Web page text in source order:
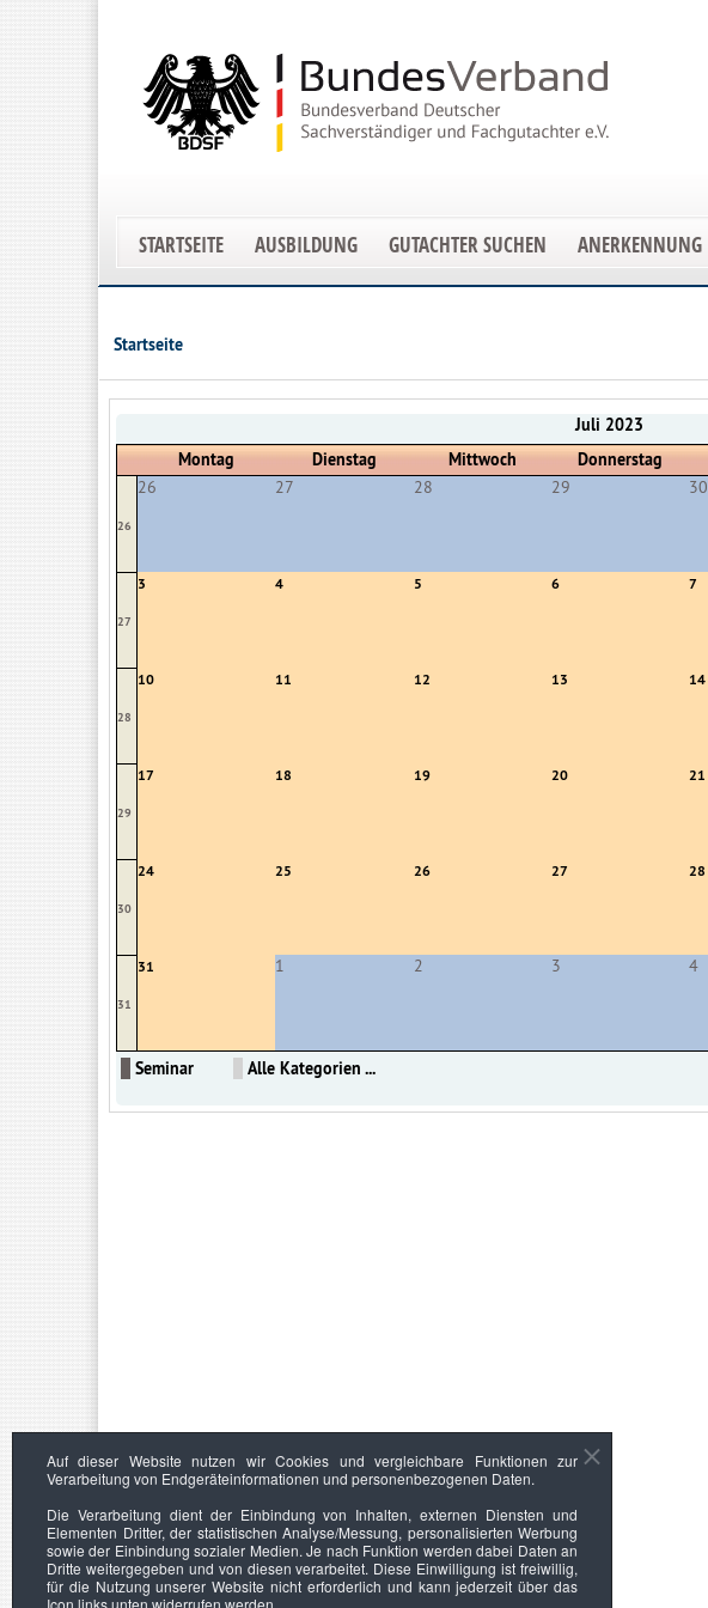
STARTSEITE AUSBILDUNG GUTACHTER SUCHEN ANERKENNUNG
Startseite
Juli 2023
Montag
Dienstag Mittwoch Donnerstag
26
26 27 28 29 30
27
3 4 5 6 7
28
10 11 12 13 14
29
17 18 19 20 21
30
24 25 26 27 28
31
31 1 2 3 4
Seminar Alle Kategorien ...
Auf dieser Website nutzen wir Cookies und vergleichbare Funktionen zur
Verarbeitung von Endgeräteinformationen und personenbezogenen Daten.
Die Verarbeitung dient der Einbindung von Inhalten, externen Diensten und
Elementen Dritter, der statistischen Analyse/Messung, personalisierten Werbung
sowie der Einbindung sozialer Medien. Je nach Funktion werden dabei Daten an
Dritte weitergegeben und von diesen verarbeitet. Diese Einwilligung ist freiwillig,
für die Nutzung unserer Website nicht erforderlich und kann jederzeit über das
Icon links unten widerrufen werden.